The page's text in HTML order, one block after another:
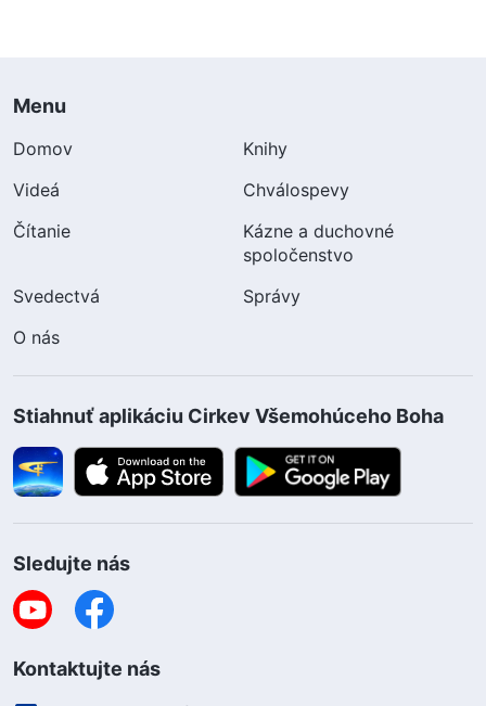
Menu
Domov
Knihy
Videá
Chválospevy
Čítanie
Kázne a duchovné
spoločenstvo
Svedectvá
Správy
O nás
Stiahnuť aplikáciu Cirkev Všemohúceho Boha
Sledujte nás
Kontaktujte nás